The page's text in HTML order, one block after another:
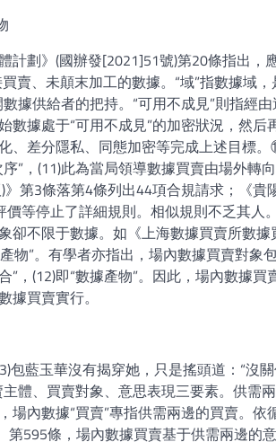
計劃》(國辦發[2021]51號)第20條指出，
賣、未顛末加工的數據。“域”指數據域
據供給者的把持。“可用不成見”則指經
數據處于“可用不成見”的加密狀況，然
、差分隱私、同態加密等完成上述目標
”，(11)此為當局領導數據買賣由場外轉
第3條落第4條列出44項合規請求；《貴
等停止了詳細規則。相似規則不乏其人
卻不限于數據。如《上海數據買賣所數
物”。有學者亦指出，場內數據買賣對象
，(12)即“數據產物”。因此，場內數據買
買賣實行。
包藍玉華沒有揭穿她，只是搖頭道：“沒
體、買賣對象、意思表現三要素。供需
內數據“買賣”專指供需兩邊的買賣。依
第595條，場內數據買賣基于供需兩邊